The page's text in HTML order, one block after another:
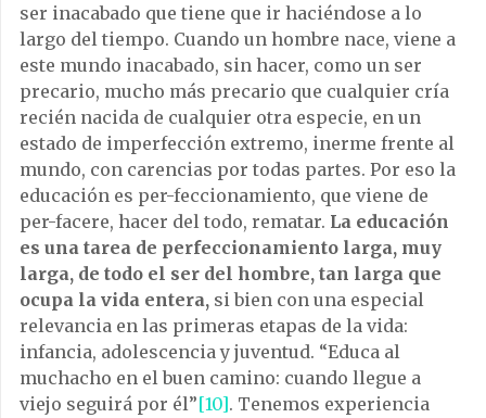
ser inacabado que tiene que ir haciéndose a lo
largo del tiempo. Cuando un hombre nace, viene a
este mundo inacabado, sin hacer, como un ser
precario, mucho más precario que cualquier cría
recién nacida de cualquier otra especie, en un
estado de imperfección extremo, inerme frente al
mundo, con carencias por todas partes. Por eso la
educación es per-feccionamiento, que viene de
per-facere, hacer del todo, rematar. La educación
es una tarea de perfeccionamiento larga, muy
larga, de todo el ser del hombre, tan larga que
ocupa la vida entera, si bien con una especial
relevancia en las primeras etapas de la vida:
infancia, adolescencia y juventud. “Educa al
muchacho en el buen camino: cuando llegue a
viejo seguirá por él”[10]. Tenemos experiencia